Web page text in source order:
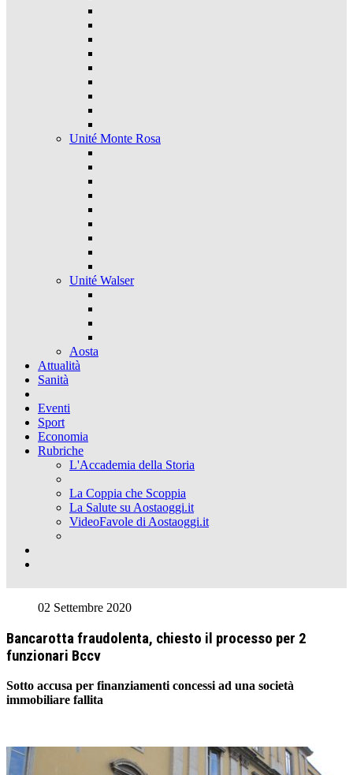
Unité Monte Rosa
Unité Walser
Aosta
Attualità
Sanità
Eventi
Sport
Economia
Rubriche
L'Accademia della Storia
La Coppia che Scoppia
La Salute su Aostaoggi.it
VideoFavole di Aostaoggi.it
02 Settembre 2020
Bancarotta fraudolenta, chiesto il processo per 2
funzionari Bccv
Sotto accusa per finanziamenti concessi ad una società
immobiliare fallita